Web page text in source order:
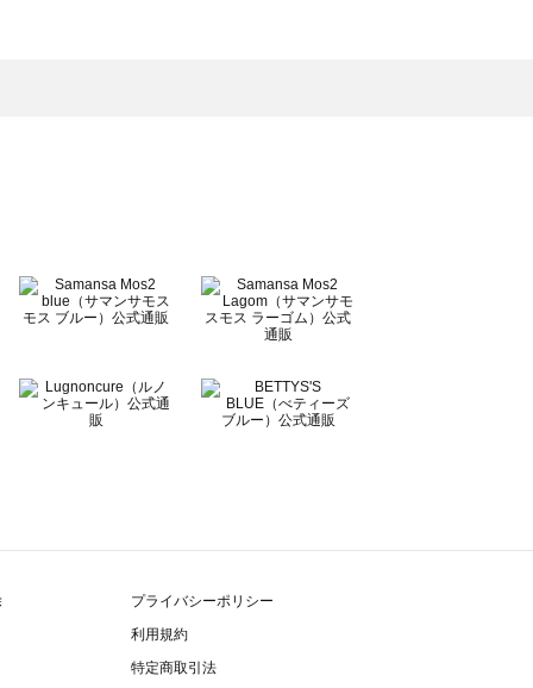
プライバシーポリシー
利用規約
特定商取引法